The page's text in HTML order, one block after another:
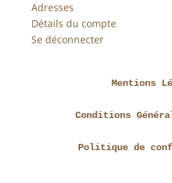
Adresses
Détails du compte
Se déconnecter
Mentions
Conditions
Politique de